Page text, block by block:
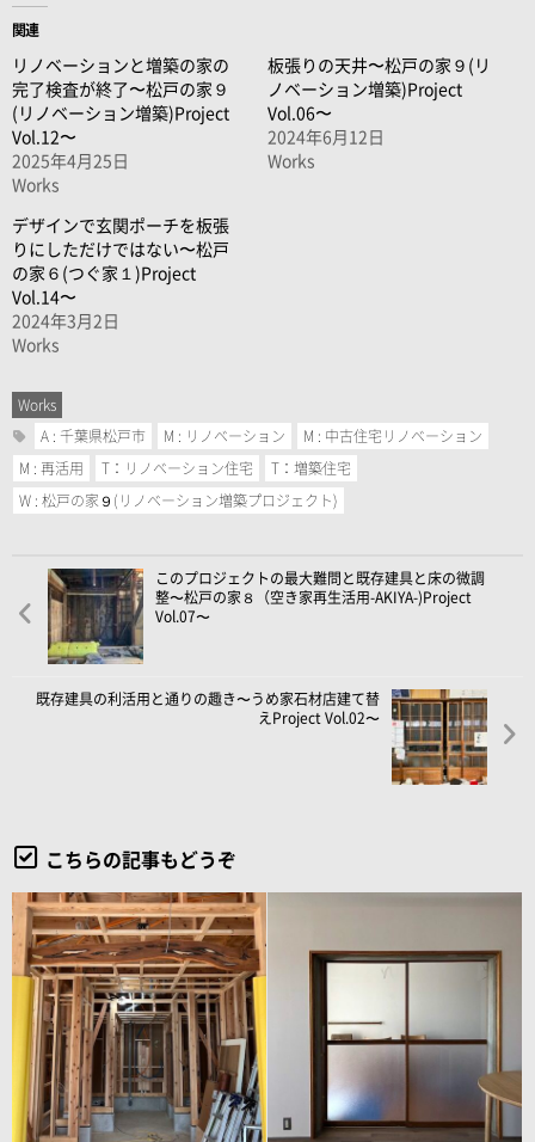
関連
リノベーションと増築の家の
完了検査が終了〜松戸の家９
(リノベーション増築)Project
Vol.12〜
2025年4月25日
Works
板張りの天井〜松戸の家９(リ
ノベーション増築)Project
Vol.06〜
2024年6月12日
Works
デザインで玄関ポーチを板張
りにしただけではない〜松戸
の家６(つぐ家１)Project
Vol.14〜
2024年3月2日
Works
Works
A : 千葉県松戸市 M : リノベーション M : 中古住宅リノベーション
M : 再活用 T：リノベーション住宅 T：増築住宅
W : 松戸の家９(リノベーション増築プロジェクト)
このプロジェクトの最大難問と既存建具と床の微調
整〜松戸の家８（空き家再生活用-AKIYA-)Project
Vol.07〜
既存建具の利活用と通りの趣き〜うめ家石材店建て替
えProject Vol.02〜
こちらの記事もどうぞ